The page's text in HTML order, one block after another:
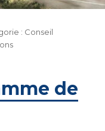
Catégories
Conseil
de